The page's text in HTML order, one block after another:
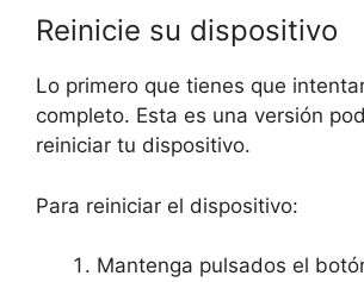
Reinicie su dispositivo
Lo primero que tienes que
completo. Esta es una versión
reiniciar tu dispositivo.
Para reiniciar el dispositivo:
Mantenga pulsados el